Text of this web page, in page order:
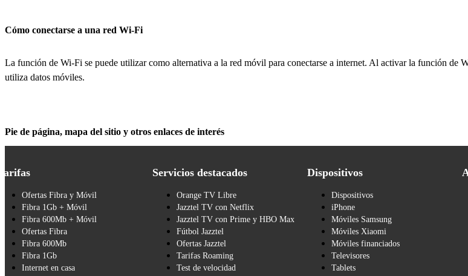
Cómo conectarse a una red Wi-Fi
La función de Wi-Fi se puede utilizar como alternativa a la red móvil para conectarse a internet. Al activar la función de
utiliza datos móviles.
Pie de página, mapa del sitio y otros enlaces de interés
Ofertas Fibra y Móvil
Fibra 1Gb + Móvil
Fibra 600Mb + Móvil
Ofertas Fibra
Fibra 600Mb
Fibra 1Gb
Internet en casa
Servicios destacados
Orange TV Libre
Jazztel TV con Netflix
Jazztel TV con Prime y HBO Max
Fútbol Jazztel
Ofertas Jazztel
Tarifas Roaming
Test de velocidad
Dispositivos
Dispositivos
iPhone
Móviles Samsung
Móviles Xiaomi
Móviles financiados
Televisores
Tablets